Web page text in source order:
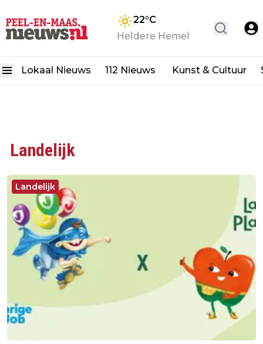
22°C
Heldere Hemel
Lokaal Nieuws 112 Nieuws Kunst & Cultuur
Landelijk
Landelijk